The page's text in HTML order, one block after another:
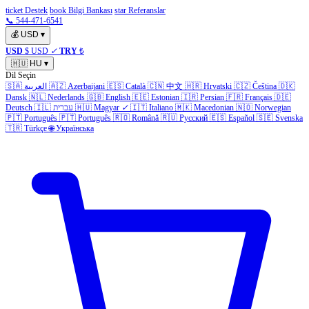
ticket Destek book Bilgi Bankası star Referanslar
📞 544-471-6541
💰 USD ▾
USD $ USD ✓ TRY ₺
🇭🇺 HU ▾
Dil Seçin
🇸🇦 العربية 🇦🇿 Azerbaijani 🇪🇸 Català 🇨🇳 中文 🇭🇷 Hrvatski 🇨🇿 Čeština 🇩🇰
Dansk 🇳🇱 Nederlands 🇬🇧 English 🇪🇪 Estonian 🇮🇷 Persian 🇫🇷 Français 🇩🇪
Deutsch 🇮🇱 עברית 🇭🇺 Magyar ✓ 🇮🇹 Italiano 🇲🇰 Macedonian 🇳🇴 Norwegian
🇵🇹 Português 🇵🇹 Português 🇷🇴 Română 🇷🇺 Русский 🇪🇸 Español 🇸🇪 Svenska
🇹🇷 Türkçe 🌐 Українська